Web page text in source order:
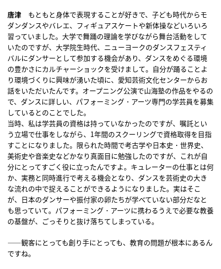
唐津 もともと身体で表現することが好きで、子ども時代からモ
ダンダンスやバレエ、フィギュアスケートや新体操などいろいろ
習っていました。大学で舞踊の理論を学びながら舞台活動をして
いたのですが、大学院生時代、ニューヨークのダンスフェスティ
バルにダンサーとして参加する機会があり、ダンスをめぐる環境
の豊かさにカルチャーショックを受けまして。自分が踊ることよ
り環境づくりに興味が湧いた頃に、愛知芸術文化センターからお
話をいただいたんです。オープニング公演で山海塾の作品をやるの
で、ダンスに詳しい、パフォーミング・アーツ専門の学芸員を募集
しているとのことでした。
当時、私は学芸員の資格は持っていなかったのですが、嘱託とい
う立場で仕事をしながら、1年間のスクーリングで資格取得を目指
すことになりました。限られた時間で考古学や日本史・世界史、
美術史や音楽史などかなり真面目に勉強したのですが、これが自
分にとってすごく役に立ったんですよ。キュレーターの仕事とは何
か、実務と同時進行で考える機会となり、ダンスを芸術史の大き
な流れの中で捉えることができるようになりました。実はそこ
が、日本のダンサーや振付家の卵たちが学べていない部分だなと
も思っていて。パフォーミング・アーツに携わるうえで必要な教養
の基盤が、ごっそりと抜け落ちてしまっている。
――観客にとっても創り手にとっても、教育の問題が根本にあるん
ですね。